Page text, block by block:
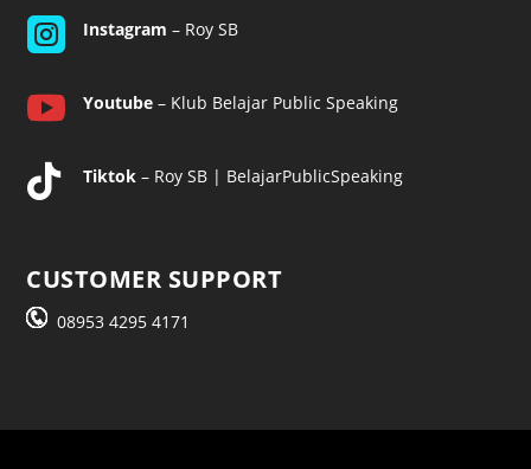
 Instagram – Roy SB
 Youtube– Klub Belajar Public Speaking
 Tiktok– Roy SB | BelajarPublicSpeaking
CUSTOMER SUPPORT
08953 4295 4171